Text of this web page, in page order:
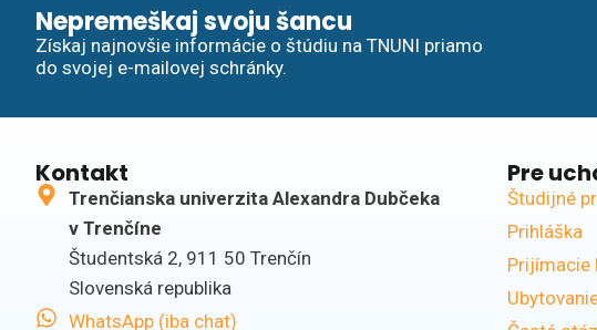
Nepremeškaj svoju šancu
Získaj najnovšie informácie o štúdiu na TNUNI priamo
do svojej e-mailovej schránky.
Kontakt
Trenčianska univerzita Alexandra Dubčeka
v Trenčíne
Študentská 2, 911 50 Trenčín
Slovenská republika
WhatsApp (iba chat)
Pre
Študijné
Prihláška
Prijímacie